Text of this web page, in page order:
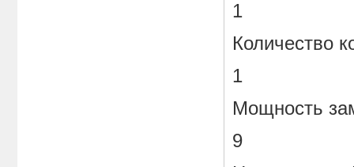
1
Количество
1
Мощность
9